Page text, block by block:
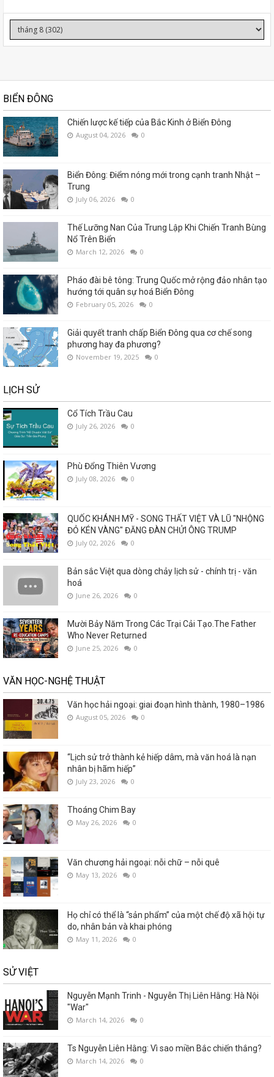
BIỂN ĐÔNG
Chiến lược kế tiếp của Bắc Kinh ở Biển Đông
August 04, 2026 0
Biển Đông: Điểm nóng mới trong cạnh tranh Nhật –
Trung
July 06, 2026 0
Thế Lưỡng Nan Của Trung Lập Khi Chiến Tranh Bùng
Nổ Trên Biển
March 12, 2026 0
Pháo đài bê tông: Trung Quốc mở rộng đảo nhân tạo
hướng tới quân sự hoá Biển Đông
February 05, 2026 0
Giải quyết tranh chấp Biển Đông qua cơ chế song
phương hay đa phương?
November 19, 2025 0
LỊCH SỬ
Cổ Tích Trầu Cau
July 26, 2026 0
Phù Đổng Thiên Vương
July 08, 2026 0
QUỐC KHÁNH MỸ - SONG THẤT VIỆT VÀ LŨ "NHỘNG
ĐỎ KÉN VÀNG" ĐĂNG ĐÀN CHỬI ÔNG TRUMP
July 02, 2026 0
Bản sắc Việt qua dòng chảy lịch sử - chính trị - văn
hoá
June 26, 2026 0
Mười Bảy Năm Trong Các Trại Cải Tạo.The Father
Who Never Returned
June 25, 2026 0
VĂN HỌC-NGHỆ THUẬT
Văn học hải ngoại: giai đoạn hình thành, 1980–1986
August 05, 2026 0
“Lịch sử trở thành kẻ hiếp dâm, mà văn hoá là nạn
nhân bị hãm hiếp”
July 23, 2026 0
Thoáng Chim Bay
May 26, 2026 0
Văn chương hải ngoại: nỗi chữ – nỗi quê
May 13, 2026 0
Họ chỉ có thể là “sản phẩm” của một chế độ xã hội tự
do, nhân bản và khai phóng
May 11, 2026 0
SỬ VIỆT
Nguyễn Mạnh Trinh - Nguyễn Thị Liên Hằng: Hà Nội
"War"
March 14, 2026 0
Ts Nguyễn Liên Hằng: Vì sao miền Bắc chiến thắng?
March 14, 2026 0